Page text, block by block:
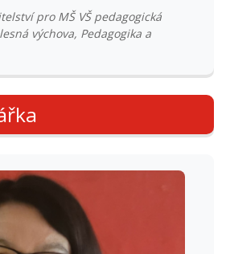
pro MŠ VŠ pedagogická
výchova, Pedagogika a